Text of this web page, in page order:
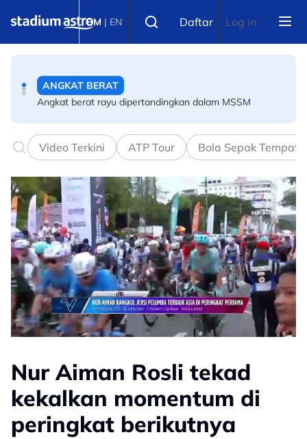
BM | EN Daftar Log in
Angkat berat rayu dipertandingkan dalam MSSM
BOLA SEPAK
PBSMM-Kelab Futsal PERINTIS perkukuh pembangunan
akar umbi
Video Terkini ATP Tour Bola Sepak
Nur Aiman Rosli tekad
kekalkan momentum di
peringkat berikutnya